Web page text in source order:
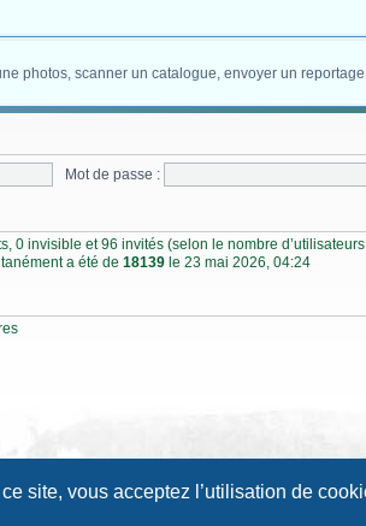
site, vous acceptez l’utilisation de
photos, scanner un catalogue, envoyer un reportage
Mot de passe :
0 invisible et 96 invités (selon le nombre
a été de 18139 le 23 mai 2026, 04:24